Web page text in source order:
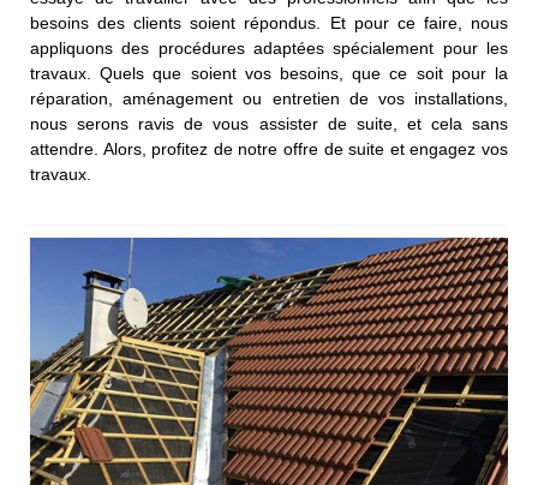
besoins des clients soient répondus. Et pour ce faire, nous
appliquons des procédures adaptées spécialement pour les
travaux. Quels que soient vos besoins, que ce soit pour la
réparation, aménagement ou entretien de vos installations,
nous serons ravis de vous assister de suite, et cela sans
attendre. Alors, profitez de notre offre de suite et engagez vos
travaux.